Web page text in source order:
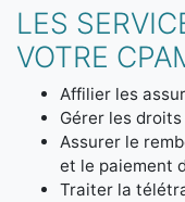
LES
VOTRE
Affilier les
Gérer les
Assurer le
et le paiement
Traiter la